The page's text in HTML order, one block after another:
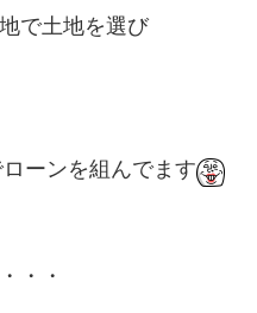
で土地を選び
ーンを組んでます
・・